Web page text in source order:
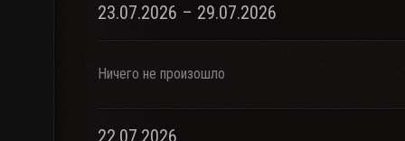
23.07.2026 – 29.07.2026
Ничего не произошло
22.07.2026